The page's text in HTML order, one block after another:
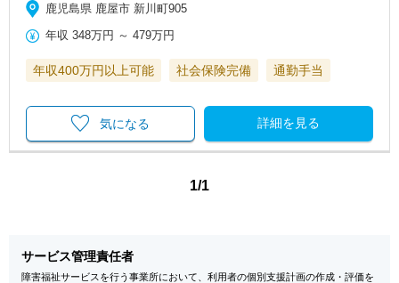
鹿児島県 鹿屋市 新川町905
年収 348万円 ～479万円
年収400万円以上可能 社会保険完備 通勤手当
詳細を見る
気になる
1/1
サービス管理責任者
障害福祉サービスを行う事業所において、利用者の個別支援計画の作成・評価を